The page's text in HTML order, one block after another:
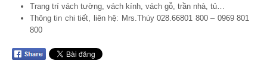
Trang trí vách tường, vách kính, vách gỗ, trần nhà, tủ…
Thông tin chi tiết, liên hệ: Mrs.Thúy 028.66801 800 – 0969 801
800